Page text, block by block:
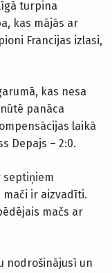
turpina
kas mājās ar
Francijas izlasi,
kas nesa
panāca
laikā
Depajs – 2:0.
septiņiem
mači ir aizvadīti.
mačs ar
nodrošinājusī un